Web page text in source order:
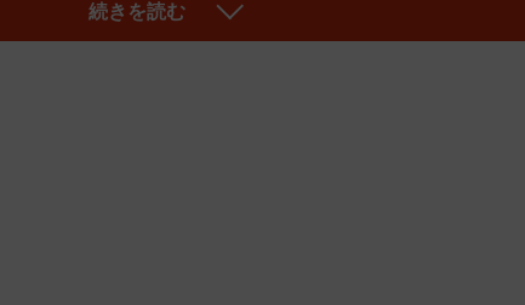
続きを読む